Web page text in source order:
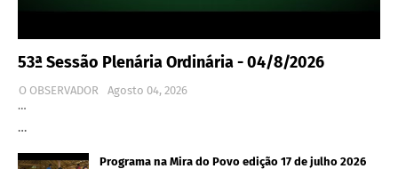
53ª Sessão Plenária Ordinária - 04/8/2026
O OBSERVADOR
Agosto 04, 2026
…
…
Programa na Mira do Povo edição 17 de julho 2026